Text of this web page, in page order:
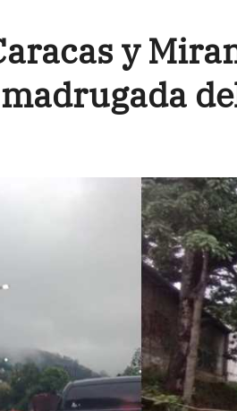
y